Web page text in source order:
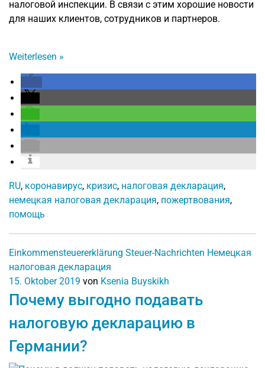
налоговой инспекции. В связи с этим хорошие новости
для наших клиентов, сотрудников и партнеров.
Weiterlesen »
RU, коронавирус, кризис, налоговая декларация,
немецкая налоговая декларация, пожертвования,
помощь
Einkommensteuererklärung Steuer-Nachrichten Немецкая
налоговая декларация
15. Oktober 2019 von Ksenia Buyskikh
Почему выгодно подавать
налоговую декларацию в
Германии?